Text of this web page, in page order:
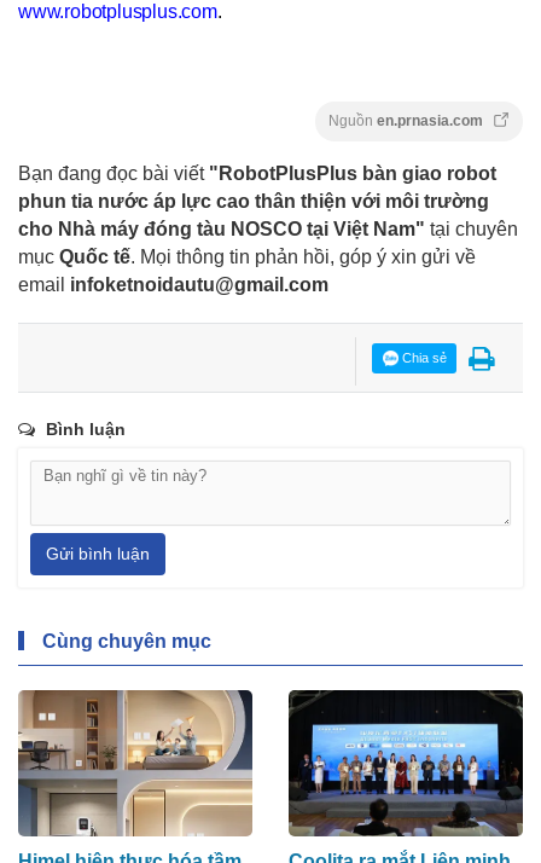
www.robotplusplus.com.
Nguồn en.prnasia.com
Bạn đang đọc bài viết "RobotPlusPlus bàn giao robot
phun tia nước áp lực cao thân thiện với môi trường
cho Nhà máy đóng tàu NOSCO tại Việt Nam" tại chuyên
mục Quốc tế. Mọi thông tin phản hồi, góp ý xin gửi về
email infoketnoidautu@gmail.com
Chia sẻ
Bình luận
Gửi bình luận
Cùng chuyên mục